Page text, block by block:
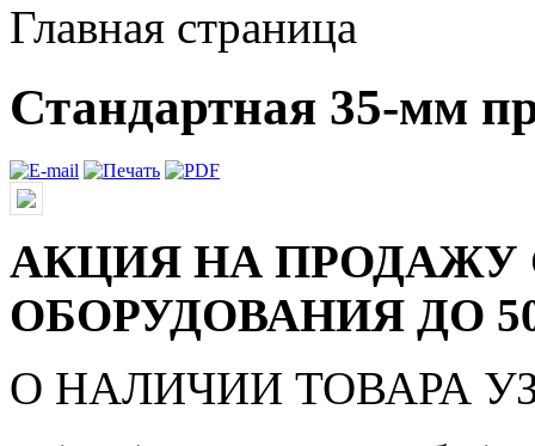
Главная страница
Стандартная 35-мм
АКЦИЯ НА ПРОДАЖУ
ОБОРУДОВАНИЯ ДО
О НАЛИЧИИ ТОВАРА